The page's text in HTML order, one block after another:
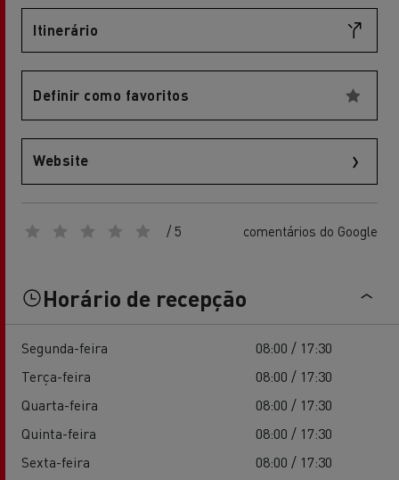
Itinerário
Definir como favoritos
Website
/ 5 comentários do Google
Horário de recepção
Segunda-feira
08:00 / 17:30
Terça-feira
08:00 / 17:30
Quarta-feira
08:00 / 17:30
Quinta-feira
08:00 / 17:30
Sexta-feira
08:00 / 17:30